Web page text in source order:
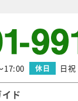
17:00 休日 日祝
ド